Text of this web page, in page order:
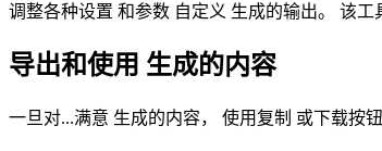
调整各种设置 和参数 自定义 生成的输出。 该工
导出和使用 生成的内容
一旦对...满意 生成的内容， 使用复制 或下载按